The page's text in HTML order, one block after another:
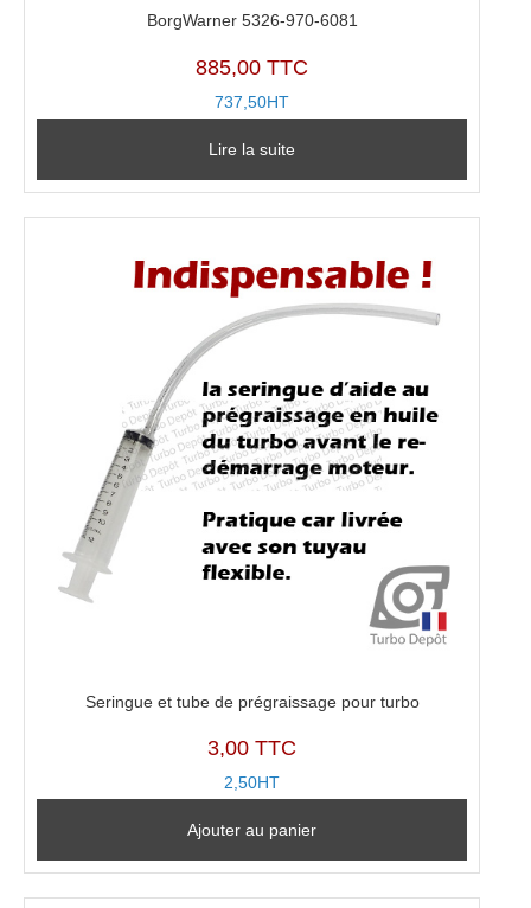
BorgWarner 5326-970-6081
885,00 TTC
737,50HT
Lire la suite
Seringue et tube de prégraissage pour turbo
3,00 TTC
2,50HT
Ajouter au panier